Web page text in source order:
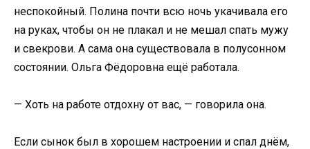
неспокойный. Полина почти всю ночь укачивала его
на руках, чтобы он не плакал и не мешал спать мужу
и свекрови. А сама она существовала в полусонном
состоянии. Ольга Фёдоровна ещё работала.
— Хоть на работе отдохну от вас, — говорила она.
Если сынок был в хорошем настроении и спал днём,